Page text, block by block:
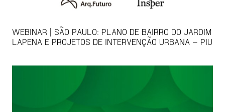
WEBINAR | SÃO PAULO: PLANO DE BAIRRO DO JARDIM
LAPENA E PROJETOS DE INTERVENÇÃO URBANA – PIU